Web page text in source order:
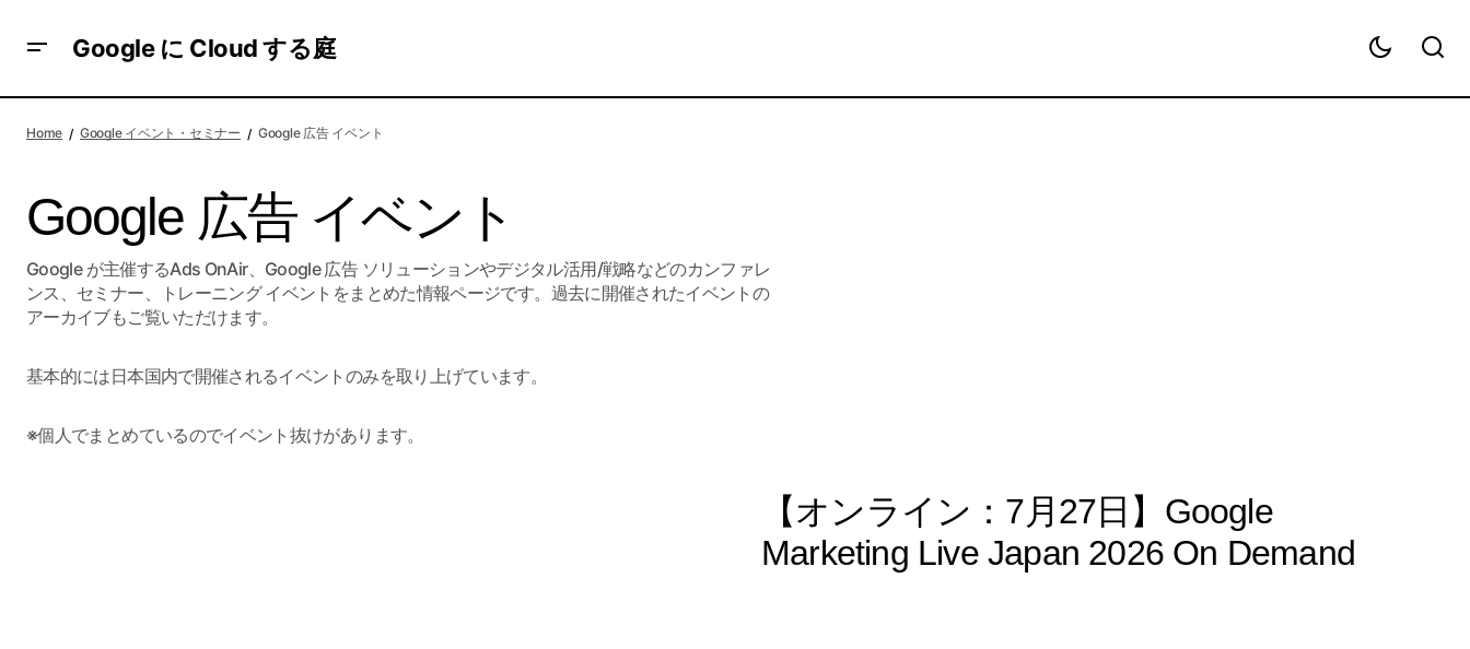
Google に Cloud する庭
Home Google イベント・セミナー Google 広告 イベント
Google 広告 イベント
Google が主催するAds OnAir、Google 広告 ソリューションやデジタル活用/戦略などのカンファレ
ンス、セミナー、トレーニング イベントをまとめた情報ページです。過去に開催されたイベントの
アーカイブもご覧いただけます。
基本的には日本国内で開催されるイベントのみを取り上げています。
※個人でまとめているのでイベント抜けがあります。
【オンライン：7月27日】Google
Marketing Live Japan 2026 On Demand